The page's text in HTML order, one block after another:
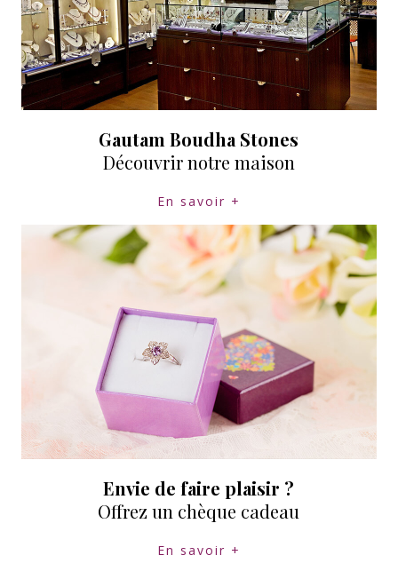
Gautam Boudha Stones
Découvrir notre maison
En savoir +
Envie de faire plaisir ?
Offrez un chèque cadeau
En savoir +